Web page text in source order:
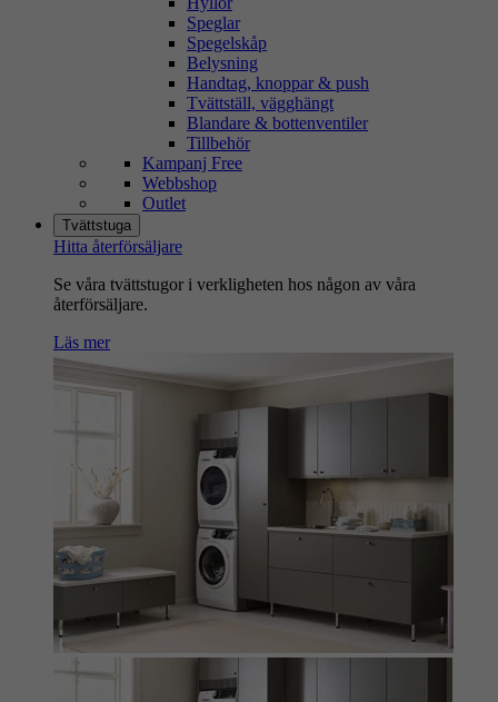
Speglar
Spegelskåp
Belysning
Handtag, knoppar & push
Tvättställ, vägghängt
Blandare & bottenventiler
Tillbehör
Kampanj Free
Webbshop
Outlet
Tvättstuga
Hitta återförsäljare
Se våra tvättstugor i verkligheten hos någon av våra
återförsäljare.
Läs mer